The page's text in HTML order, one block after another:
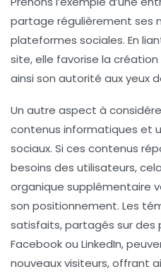
partage régulièrement ses
plateformes sociales. En
site, elle favorise la création
ainsi son autorité aux yeux
Un autre aspect à
contenus informatiques et
sociaux. Si ces contenus
besoins des utilisateurs,
organique supplémentaire
son positionnement. Les
satisfaits, partagés sur
Facebookou LinkedIn,
nouveaux visiteurs, offrant